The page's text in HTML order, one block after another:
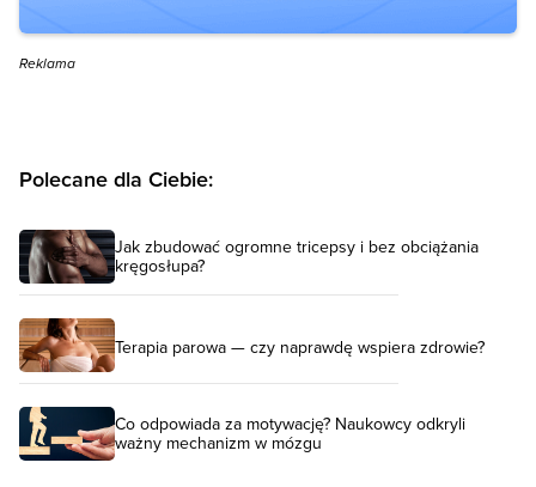
Reklama
Polecane dla Ciebie:
Jak zbudować ogromne tricepsy i bez obciążania
kręgosłupa?
Terapia parowa — czy naprawdę wspiera zdrowie?
Co odpowiada za motywację? Naukowcy odkryli
ważny mechanizm w mózgu